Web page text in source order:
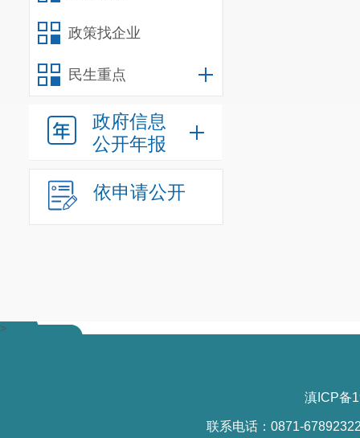
政策找企业
民生重点
政府信息
公开年报
依申请公开
>
滇ICP备
联系电话：0871-